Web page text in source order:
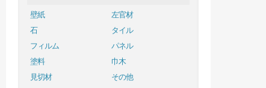
壁紙
左官材
石
タイル
フィルム
パネル
塗料
巾木
見切材
その他